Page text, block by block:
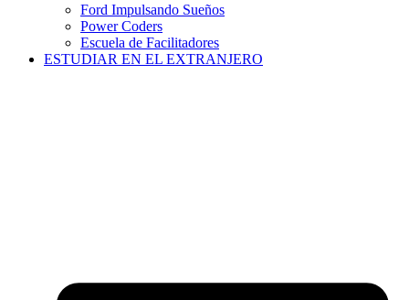
Ford Impulsando Sueños
Power Coders
Escuela de Facilitadores
ESTUDIAR EN EL EXTRANJERO